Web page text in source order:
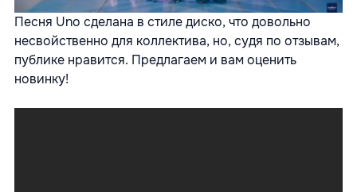
Песня Uno сделана в стиле диско, что довольно
несвойственно для коллектива, но, судя по отзывам,
публике нравится. Предлагаем и вам оценить
новинку!